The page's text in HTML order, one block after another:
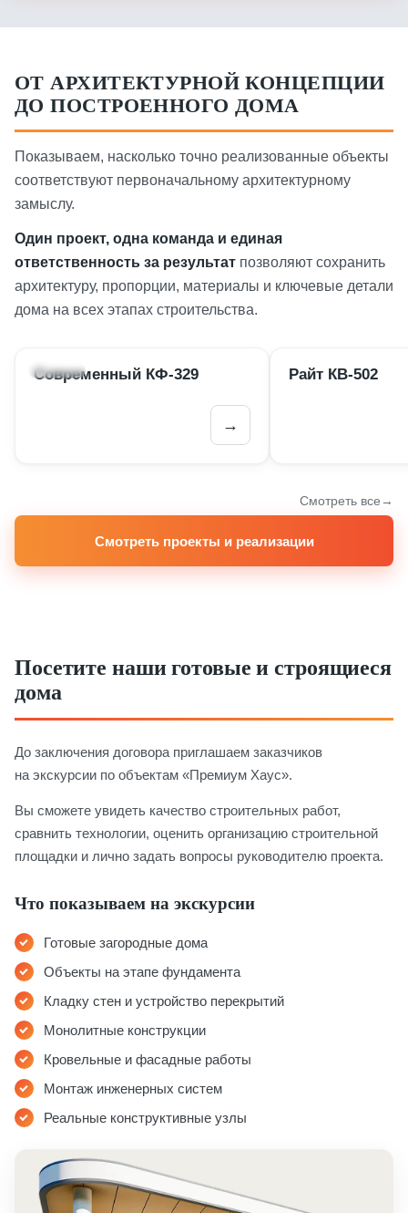
ОТ АРХИТЕКТУРНОЙ КОНЦЕПЦИИ
ДО ПОСТРОЕННОГО ДОМА
Показываем, насколько точно реализованные объекты
соответствуют первоначальному архитектурному
замыслу.
Один проект, одна команда и единая
ответственность за результат позволяют сохранить
архитектуру, пропорции, материалы и ключевые детали
дома на всех этапах строительства.
ПРОЕКТ РЕАЛИЗАЦИЯ
Современный КФ-329
→
ПРОЕКТ
Райт КВ-502
Смотреть все
Смотреть проекты и реализации
Посетите наши готовые и строящиеся
дома
До заключения договора приглашаем заказчиков
на экскурсии по объектам «Премиум Хаус».
Вы сможете увидеть качество строительных работ,
сравнить технологии, оценить организацию строительной
площадки и лично задать вопросы руководителю проекта.
Что показываем на экскурсии
Готовые загородные дома
Объекты на этапе фундамента
Кладку стен и устройство перекрытий
Монолитные конструкции
Кровельные и фасадные работы
Монтаж инженерных систем
Реальные конструктивные узлы